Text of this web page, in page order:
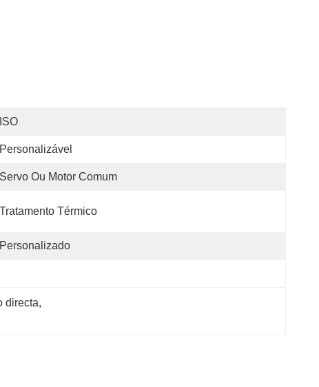
ISO
Personalizável
Servo Ou Motor Comum
Tratamento Térmico
Personalizado
directa,